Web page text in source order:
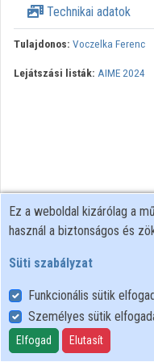
Közreműködők
Technikai adatok
Tulajdonos: Voczelka Ferenc
Lejátszási listák: AIME 2024
Felhasználói szabályzat
Adatkezelési tájékoztató
Süti szabályzat
Ez a weboldal kizárólag a
használ a biztonságos és
Süti szabályzat
Funkcionális sütik
Személyes sütik
Elfogad Elutasít